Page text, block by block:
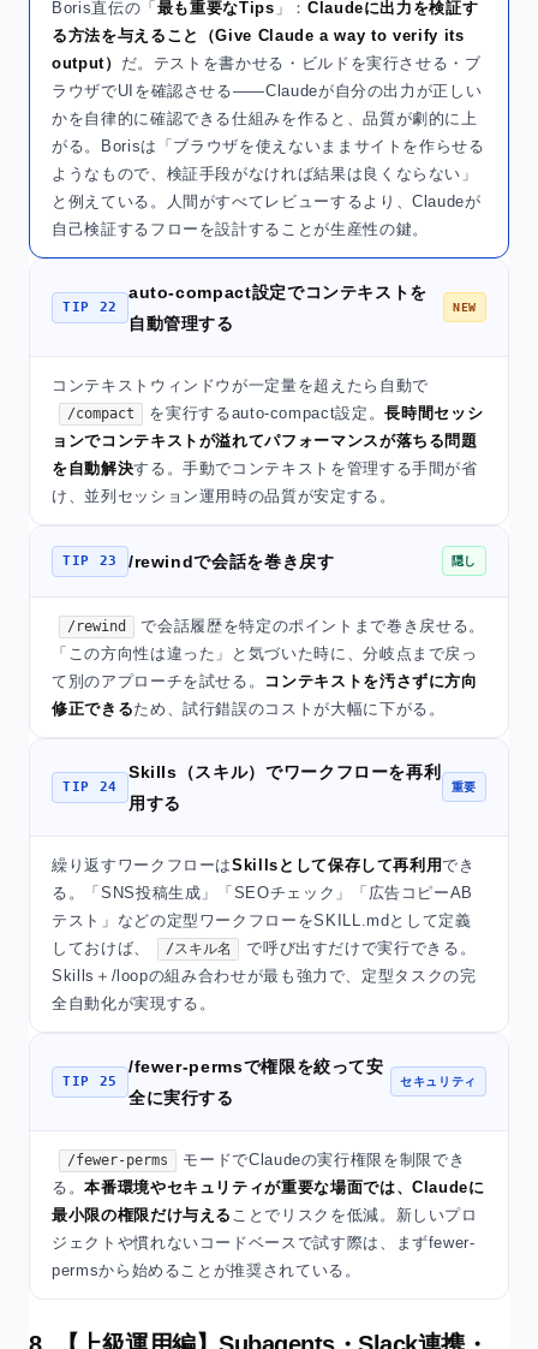
Boris直伝の「最も重要なTips 」： Claudeに出力を検証す
る方法を与えること（Give Claude a way to verify its
output） だ。テストを書かせる・ビルドを実行させる・ブ
ラウザでUIを確認させる——Claudeが自分の出力が正しい
かを自律的に確認できる仕組みを作ると、品質が劇的に上
がる。Borisは「ブラウザを使えないままサイトを作らせる
ようなもので、検証手段がなければ結果は良くならない」
と例えている。人間がすべてレビューするより、Claudeが
自己検証するフローを設計することが生産性の鍵。
TIP 22
auto-compact設定でコンテキストを
自動管理する
NEW
コンテキストウィンドウが一定量を超えたら自動で
/compact を実行するauto-compact設定。長時間セッシ
ョンでコンテキストが溢れてパフォーマンスが落ちる問題
を自動解決する。手動でコンテキストを管理する手間が省
け、並列セッション運用時の品質が安定する。
TIP 23 /rewindで会話を巻き戻す 隠し
/rewind
で会話履歴を特定のポイントまで巻き戻せる。
「この方向性は違った」と気づいた時に、分岐点まで戻っ
て別のアプローチを試せる。
コンテキストを汚さずに方向
修正できるため、試行錯誤のコストが大幅に下がる。
TIP 24
Skills（スキル）でワークフローを再利
用する
重要
繰り返すワークフローはSkillsとして保存して再利用でき
る。「SNS投稿生成」「SEOチェック」「広告コピーAB
テスト」などの定型ワークフローをSKILL.mdとして定義
しておけば、
/スキル名
で呼び出すだけで実行できる。
Skills＋/loopの組み合わせが最も強力で、定型タスクの完
全自動化が実現する。
TIP 25
/fewer-permsで権限を絞って安
全に実行する
セキュリティ
/fewer-perms
モードでClaudeの実行権限を制限でき
る。本番環境やセキュリティが重要な場面では、Claudeに
最小限の権限だけ与える ことでリスクを低減。新しいプロ
ジェクトや慣れないコードベースで試す際は、まずfewer-
permsから始めることが推奨されている。